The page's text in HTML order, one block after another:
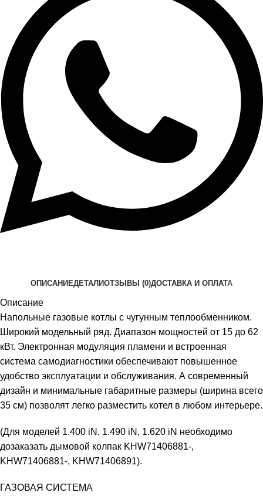
ОПИСАНИЕДЕТАЛИОТЗЫВЫ (0)ДОСТАВКА И ОПЛАТА
Описание
Напольные газовые котлы с чугунным теплообменником.
Широкий модельный ряд. Диапазон мощностей от 15 до 62
кВт. Электронная модуляция пламени и встроенная
система самодиагностики обеспечивают повышенное
удобство эксплуатации и обслуживания. А современный
дизайн и минимальные габаритные размеры (ширина всего
35 см) позволят легко разместить котел в любом интерьере.
(Для моделей 1.400 iN, 1.490 iN, 1.620 iN необходимо
дозаказать дымовой колпак KHW71406881-,
KHW71406881-, KHW71406891).
ГАЗОВАЯ СИСТЕМА